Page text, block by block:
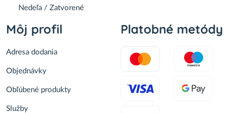
Nedeľa / Zatvorené
Môj profil
Adresa dodania
Objednávky
Obľúbené produkty
Služby
Platobné metódy